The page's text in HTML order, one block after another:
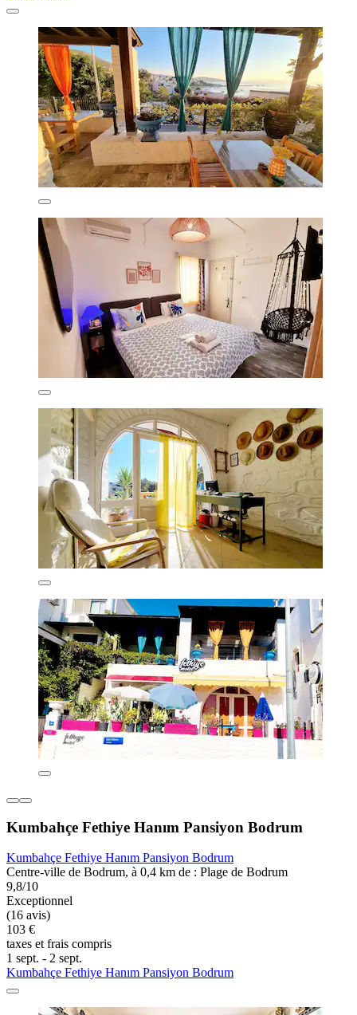
Kumbahçe Fethiye Hanım Pansiyon Bodrum
Kumbahçe Fethiye Hanım Pansiyon Bodrum
Centre-ville de Bodrum, à 0,4 km de : Plage de Bodrum
9,8/10
Exceptionnel
(16 avis)
103 €
taxes et frais compris
1 sept. - 2 sept.
Kumbahçe Fethiye Hanım Pansiyon Bodrum